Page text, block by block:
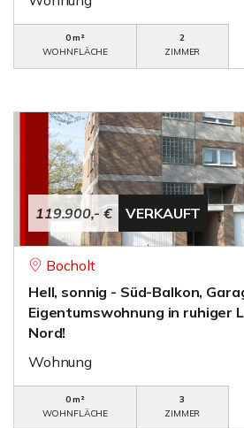
0 m²
WOHNFLÄCHE
2
ZIMMER
119.900,- € VERKAUFT
Bocholt
Hell, sonnig - Süd-Balkon,
Eigentumswohnung in ruhiger
Nord!
Wohnung
0 m²
WOHNFLÄCHE
3
ZIMMER